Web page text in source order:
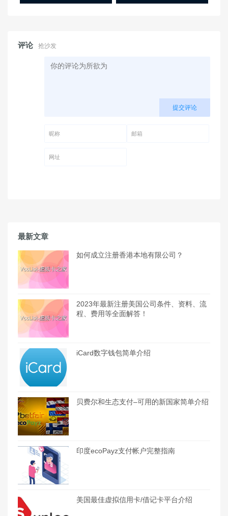
评论 抢沙发
提交评论
最新文章
如何成立注册香港本地有限公司？
2023年最新注册美国公司条件、资料、流
程、费用等全面解答！
iCard数字钱包简单介绍
贝费尔和生态支付–可用的新国家简单介绍
印度ecoPayz支付帐户完整指南
美国最佳虚拟信用卡/借记卡平台介绍